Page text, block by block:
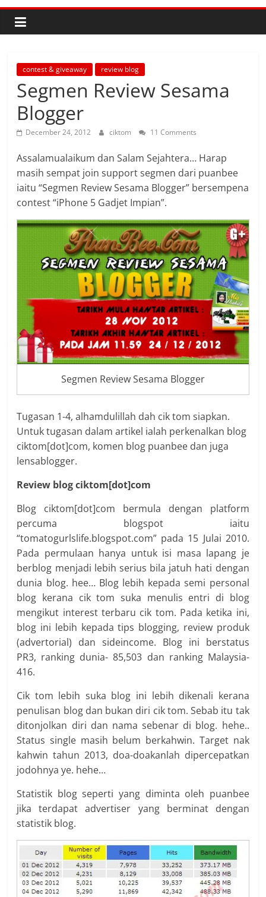
contest & giveaway review blog
Segmen Review Sesama
Blogger
December 24, 2012 ciktom 11 Comments
Assalamualaikum dan Salam Sejahtera… Harap
masih sempat join support segmen dari puanbee
iaitu “Segmen Review Sesama Blogger” bersempena
contest “iPhone 5 Gadjet Impian”.
Segmen Review Sesama Blogger
Tugasan 1-4, alhamdulillah dah cik tom siapkan.
Untuk tugasan dalam artikel ialah perkenalkan blog
ciktom[dot]com, komen blog puanbee dan juga
lensablogger.
Review blog ciktom[dot]com
Blog ciktom[dot]com bermula dengan platform
percuma blogspot iaitu
“tomatogurlslife.blogspot.com” pada 15 Julai 2010.
Pada permulaan hanya untuk isi masa lapang je
berblog menjadi lebih serius bila jatuh hati dengan
dunia blog. hee… Blog lebih kepada semi personal
blog kerana cik tom suka menulis entri di blog
mengikut interest terbaru cik tom. Pada ketika ini,
blog ini lebih kepada tips blogging, review produk
(advertorial) dan sideincome. Blog ini berstatus
PR3, ranking dunia- 85,503 dan ranking Malaysia-
416.
Cik tom lebih suka blog ini lebih dikenali kerana
penulisan blog dan bukan diri cik tom. Sebab itu tak
ditonjolkan diri dan nama sebenar di blog. hehe..
Status single masih belum berkahwin. Target nak
kahwin tahun 2013, doa-doakanlah dipercepatkan
jodohnya ye. hehe…
Statistik blog seperti yang diminta oleh puanbee
jika terdapat advertiser yang berminat dengan
statistik blog.